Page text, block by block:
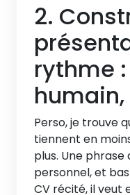
2.
rythme
Perso, je trouve
tiennent en
plus. Une
personnel, et
CV récité, il veut